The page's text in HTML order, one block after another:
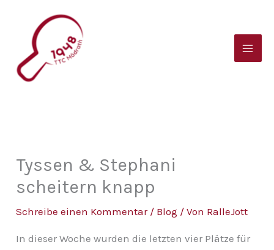
springen
Tyssen & Stephani
scheitern knapp
Schreibe einen Kommentar / Blog / Von RalleJott
In dieser Woche wurden die letzten vier Plätze für
t
c
h